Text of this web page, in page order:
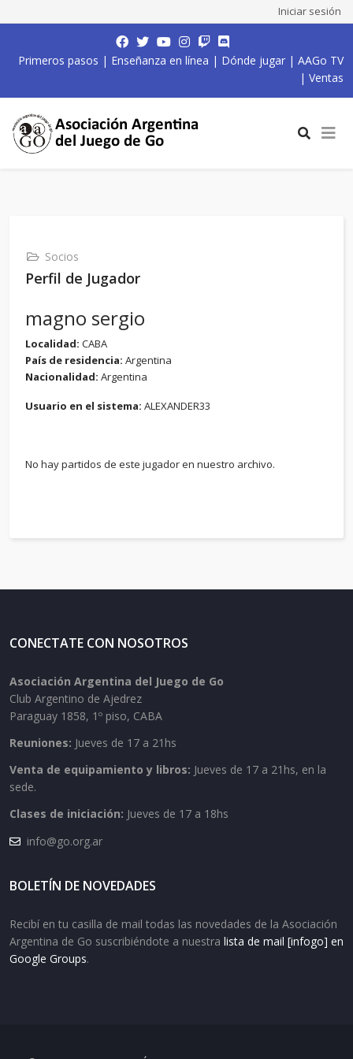
Iniciar sesión
Primeros pasos | Enseñanza en línea | Dónde jugar | AAGo TV
| Ventas
Socios
Perfil de Jugador
magno sergio
Localidad: CABA
País de residencia: Argentina
Nacionalidad: Argentina
Usuario en el sistema: ALEXANDER33
No hay partidos de este jugador en nuestro archivo.
CONECTATE CON NOSOTROS
Asociación Argentina del Juego de Go
Club Argentino de Ajedrez
Paraguay 1858, 1º piso, CABA
Reuniones: Jueves de 17 a 21hs
Venta de equipamiento y libros: Jueves de 17 a 21hs, en la
sede.
Clases de iniciación: Jueves de 17 a 18hs
info@go.org.ar
BOLETÍN DE NOVEDADES
Recibí en tu casilla de mail todas las novedades de la Asociación
Argentina de Go suscribiéndote a nuestra lista de mail [infogo] en
Google Groups.